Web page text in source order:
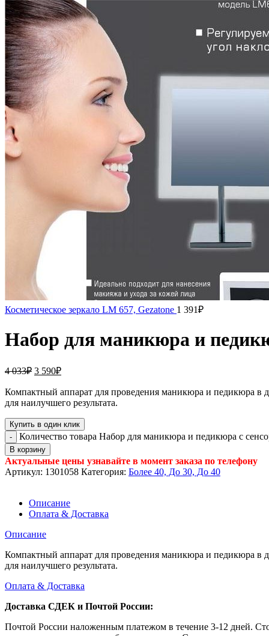
Косметическое зеркало LM 657, Gezatone 1 391₽
Набор для маникюра и
4 033₽ 3 590₽
Компактный аппарат для проведения маникюра и педикюра в
для наилучшего результата.
Купить в один клик
Количество товара Набор для маникюра и педикюра с
В корзину
Актуальные цены узнавайте в момент заказа по телефону
Артикул: 1301058 Категория: Более 40, До 30, До 40
Описание
Оплата & Доставка
Описание
Компактный аппарат для проведения маникюра и педикюра в
для наилучшего результата.
Оплата & Доставка
Доставка СДЕК и Почтой России:
Почтой России наложенным платежом в течение 3-12 дней.